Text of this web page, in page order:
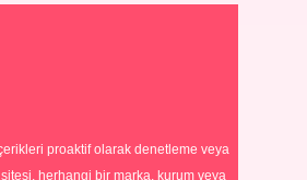
proaktif olarak denetleme veya
herhangi bir marka, kurum veya